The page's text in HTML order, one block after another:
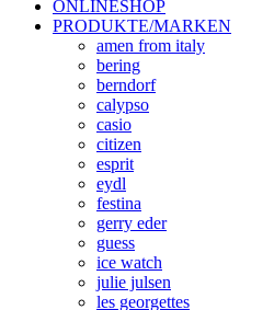
ONLINESHOP
PRODUKTE/MARKEN
amen from italy
bering
berndorf
calypso
casio
citizen
esprit
eydl
festina
gerry eder
guess
ice watch
julie julsen
les georgettes